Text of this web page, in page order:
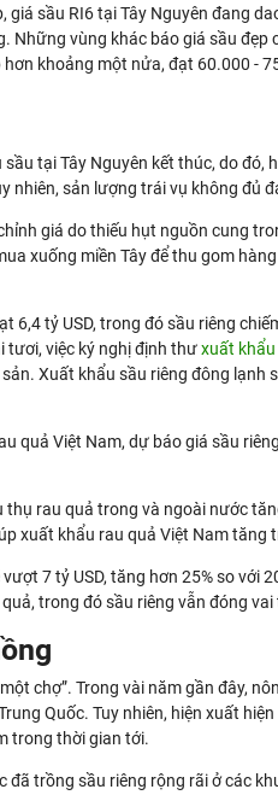
giá sầu RI6 tại Tây Nguyên đang
Những vùng khác báo giá sầu
khoảng một nửa, đạt 60.000 -
tại Tây Nguyên kết thúc, do đó,
nhiên, sản lượng trái vụ không đủ
giá do thiếu hụt nguồn cung
xuống miền Tây để thu gom
tỷ USD, trong đó sầu riêng
tươi, việc ký nghị định thưxuất khẩu
Xuất khẩu sầu riêng đông
quả Việt Nam, dự báo giá sầu
rau quả trong và ngoài nước
xuất khẩu rau quả Việt Nam tăng
7 tỷ USD, tăng hơn 25% so với
trong đó sầu riêng vẫn đóng
chợ”. Trong vài năm gần đây,
Quốc. Tuy nhiên, hiện xuất
trong thời gian tới.
đã trồng sầu riêng rộng rãi ở các